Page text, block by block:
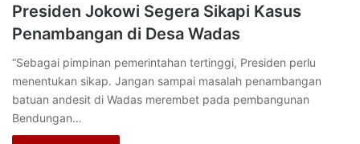
Presiden Jokowi Segera Sikapi Kasus
Penambangan di Desa Wadas
“Sebagai pimpinan pemerintahan tertinggi, Presiden perlu
menentukan sikap. Jangan sampai masalah penambangan
batuan andesit di Wadas merembet pada pembangunan
Bendungan…